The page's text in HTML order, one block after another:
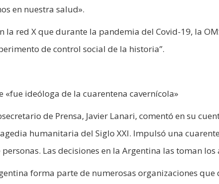
en nuestra salud».
la red X que durante la pandemia del Covid-19, la
de control social de la historia”.
«fue ideóloga de la cuarentena cavernícola»
de Prensa, Javier Lanari, comentó en su
humanitaria del Siglo XXI. Impulsó una
Las decisiones en la Argentina las toman los
forma parte de numerosas organizaciones que